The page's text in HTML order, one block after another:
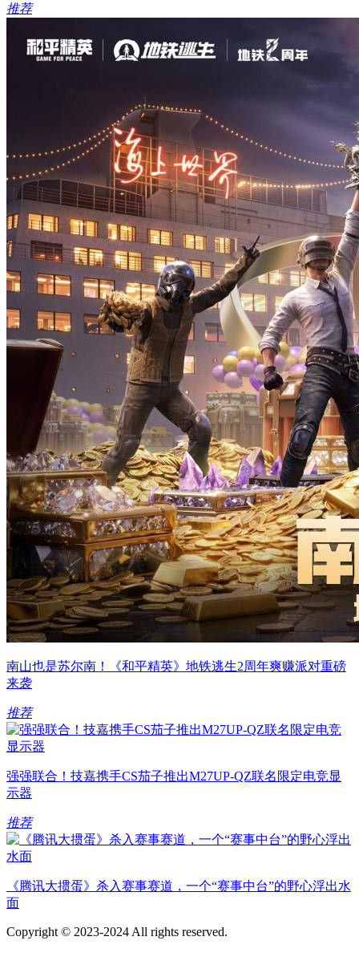
推荐
南山也是苏尔南！《和平精英》地铁逃生2周年爽赚派对重磅
来袭
推荐
强强联合！技嘉携手CS茄子推出M27UP-QZ联名限定电竞显
示器
推荐
《腾讯大掼蛋》杀入赛事赛道，一个“赛事中台”的野心浮出水
面
Copyright © 2023-2024 All rights reserved.